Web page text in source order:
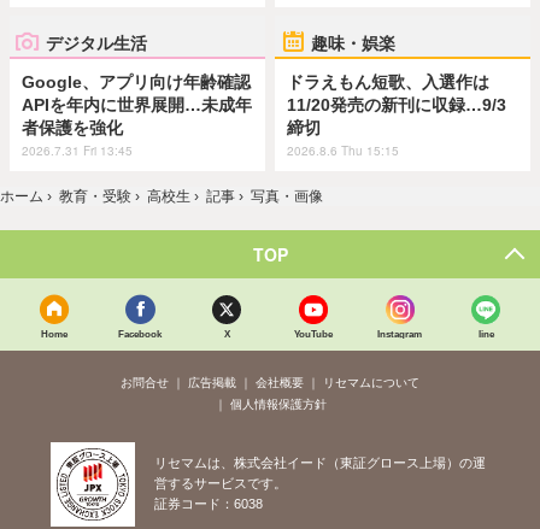
デジタル生活
Google、アプリ向け年齢確認
APIを年内に世界展開…未成年
者保護を強化
2026.7.31 Fri 13:45
趣味・娯楽
ドラえもん短歌、入選作は
11/20発売の新刊に収録…9/3
締切
2026.8.6 Thu 15:15
ホーム › 教育・受験 › 高校生 › 記事 › 写真・画像
TOP
Home Facebook X YouTube Instagram line
お問合せ 広告掲載 会社概要
リセマムについて
個人情報保護方針
リセマムは、株式会社イード（東証グロース上場）の運
営するサービスです。
証券コード：6038